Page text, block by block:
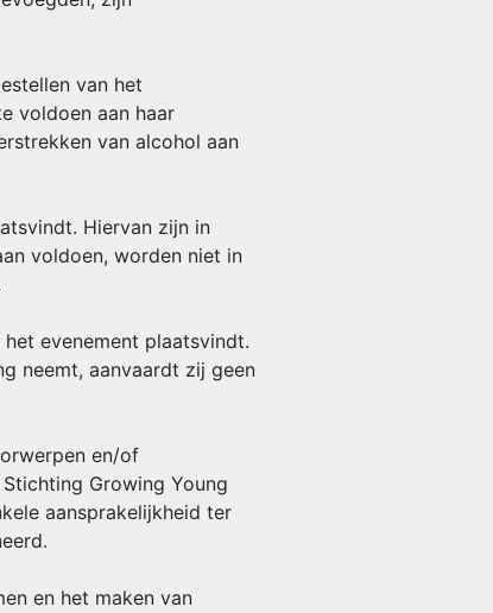
van het
voldoen aan haar
van alcohol aan
Hiervan zijn in
voldoen, worden niet in
evenement plaatsvindt.
neemt, aanvaardt zij geen
en/of
Growing Young
aansprakelijkheid ter
en het maken van